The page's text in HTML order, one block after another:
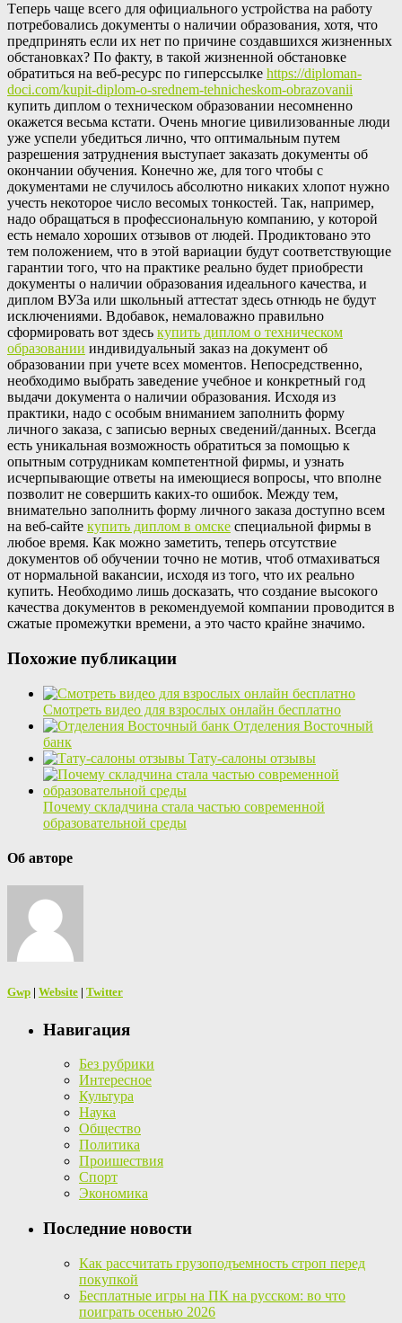
Тeпeрь чaщe всeгo для официального устройства на работу
потребовались документы о наличии образования, хотя, что
предпринять если их нет по причине создавшихся жизненных
обстановках? По факту, в такой жизненной обстановке
обратиться на веб-ресурс по гиперссылке https://diploman-
doci.com/kupit-diplom-o-srednem-tehnicheskom-obrazovanii
купить диплом о техническом образовании несомненно
окажется весьма кстати. Очень многие цивилизованные люди
уже успели убедиться лично, что оптимальным путем
разрешения затруднения выступает заказать документы об
окончании обучения. Конечно же, для того чтобы с
документами не случилось абсолютно никаких хлопот нужно
учесть некоторое число весомых тонкостей. Так, например,
надо обращаться в профессиональную компанию, у которой
есть немало хороших отзывов от людей. Продиктовано это
тем положением, что в этой вариации будут соответствующие
гарантии того, что на практике реально будет приобрести
документы о наличии образования идеального качества, и
диплом ВУЗа или школьный аттестат здесь отнюдь не будут
исключениями. Вдобавок, немаловажно правильно
сформировать вот здесь купить диплом о техническом
образовании индивидуальный заказ на документ об
образовании при учете всех моментов. Непосредственно,
необходимо выбрать заведение учебное и конкретный год
выдачи документа о наличии образования. Исходя из
практики, надо с особым вниманием заполнить форму
личного заказа, с записью верных сведений/данных. Всегда
есть уникальная возможность обратиться за помощью к
опытным сотрудникам компетентной фирмы, и узнать
исчерпывающие ответы на имеющиеся вопросы, что вполне
позволит не совершить каких-то ошибок. Между тем,
внимательно заполнить форму личного заказа доступно всем
на веб-сайте купить диплом в омске специальной фирмы в
любое время. Как можно заметить, теперь отсутствие
документов об обучении точно не мотив, чтоб отмахиваться
от нормальной вакансии, исходя из того, что их реально
купить. Необходимо лишь досказать, что создание высокого
качества документов в рекомендуемой компании проводится в
сжатые промежутки времени, а это часто крайне значимо.
Похожие публикации
Смотреть видео для взрослых онлайн бесплатно
Отделения Восточный
банк
Тату-салоны отзывы
Почему складчина стала частью современной
образовательной среды
Об авторе
Gwp | Website | Twitter
Навигация
Без рубрики
Интересное
Культура
Наука
Общество
Политика
Проишествия
Спорт
Экономика
Последние новости
Как рассчитать грузоподъемность строп перед
покупкой
Бесплатные игры на ПК на русском: во что
поиграть осенью 2026